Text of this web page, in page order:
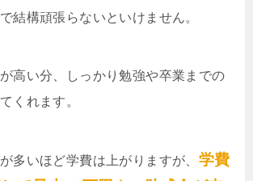
結構頑張らないといけません。
高い分、しっかり勉強や卒業までの
くれます。
多いほど学費は上がりますが、 学費